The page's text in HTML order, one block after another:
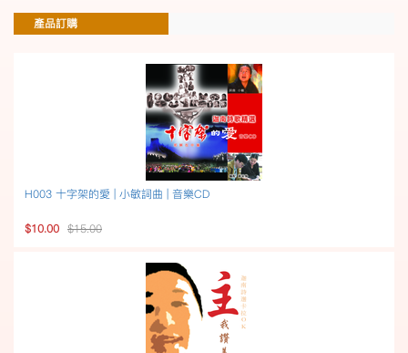
產品訂購
H003 十字架的愛 | 小敏詞曲 | 音樂CD
$10.00 $15.00